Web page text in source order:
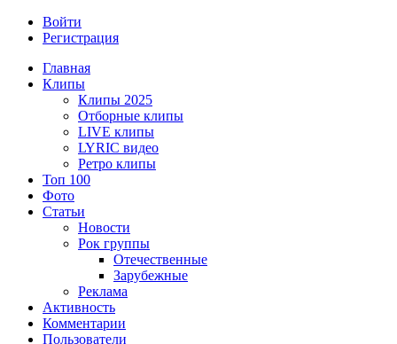
Войти
Регистрация
Главная
Клипы
Клипы 2025
Отборные клипы
LIVE клипы
LYRIC видео
Ретро клипы
Топ 100
Фото
Статьи
Новости
Рок группы
Отечественные
Зарубежные
Реклама
Активность
Комментарии
Пользователи